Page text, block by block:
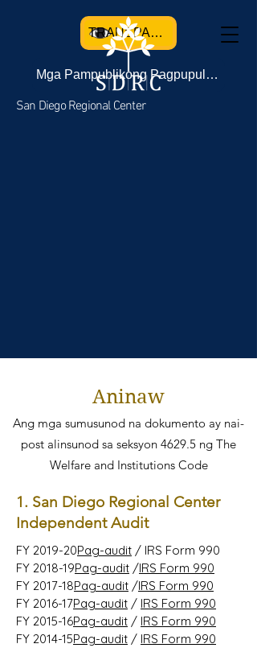
TRANSPARENCY
Mga Pampublikong Pagpupulong
San Diego Regional Center
Aninaw
Ang mga sumusunod na dokumento ay nai-
post alinsunod sa seksyon 4629.5 ng The
Welfare and Institutions Code
1. San Diego Regional Center
Independent Audit
FY 2019-20Pag-audit / IRS Form 990
FY 2018-19Pag-audit /IRS Form 990
FY 2017-18Pag-audit /IRS Form 990
FY 2016-17Pag-audit / IRS Form 990
FY 2015-16Pag-audit / IRS Form 990
FY 2014-15Pag-audit / IRS Form 990